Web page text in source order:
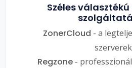
Széles
ZonerCloud - a
szerverek
Regzone -